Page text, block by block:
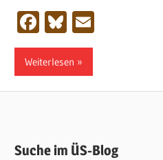
Facebook
Bluesky
Weiterlesen
Suche im ÜS-Blog